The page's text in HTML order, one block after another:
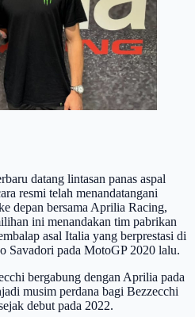
datang lintasan panas aspal
resmi telah menandatangani
depan bersama Aprilia Racing,
ini menandakan tim pabrikan
asal Italia yang berprestasi di
Savadori pada MotoGP 2020 lalu.
bergabung dengan Aprilia pada
musim perdana bagi Bezzecchi
debut pada 2022.